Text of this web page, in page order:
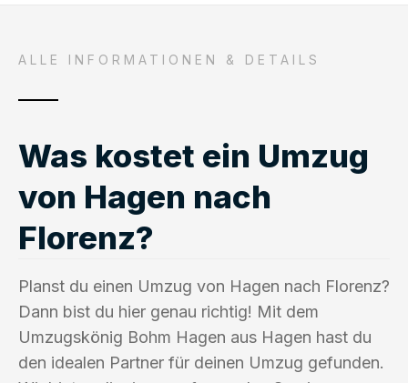
ALLE INFORMATIONEN & DETAILS
Was kostet ein Umzug
von Hagen nach
Florenz?
Planst du einen Umzug von Hagen nach Florenz?
Dann bist du hier genau richtig! Mit dem
Umzugskönig Bohm Hagen aus Hagen hast du
den idealen Partner für deinen Umzug gefunden.